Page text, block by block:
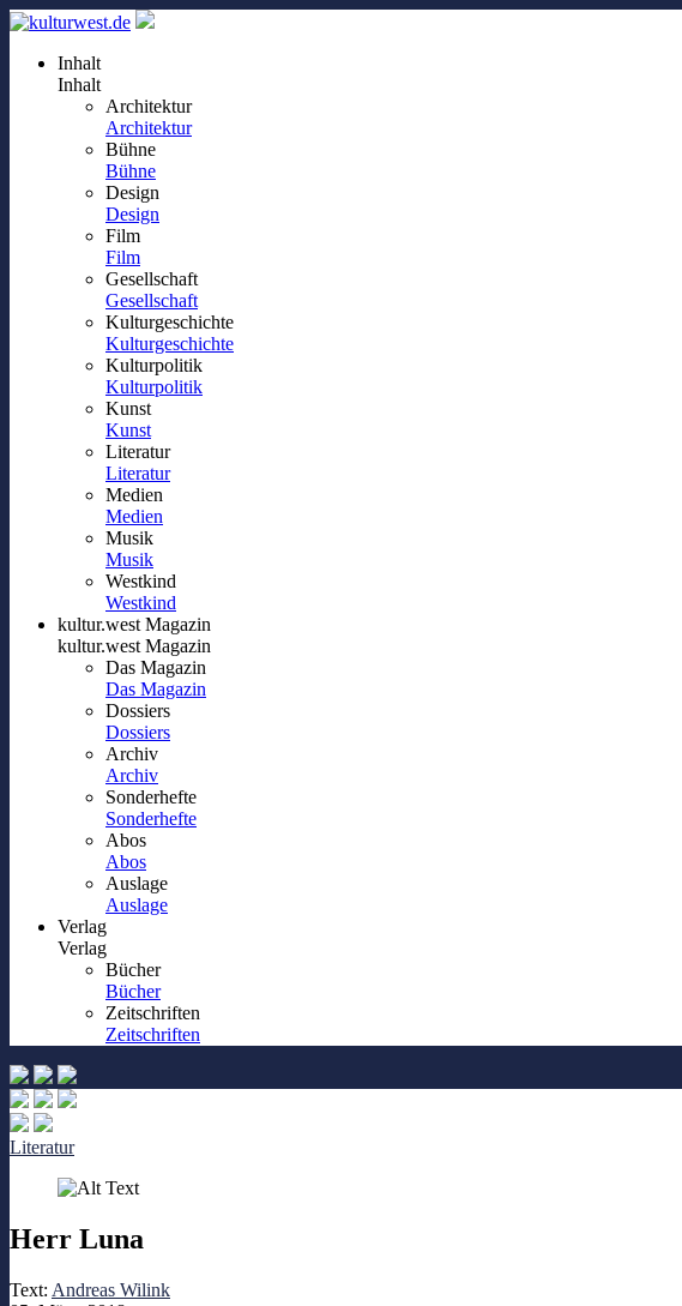
Inhalt
Inhalt
Architektur
Architektur
Bühne
Bühne
Design
Design
Film
Film
Gesellschaft
Gesellschaft
Kulturgeschichte
Kulturgeschichte
Kulturpolitik
Kulturpolitik
Kunst
Kunst
Literatur
Literatur
Medien
Medien
Musik
Musik
Westkind
Westkind
kultur.west Magazin
kultur.west Magazin
Das Magazin
Das Magazin
Dossiers
Dossiers
Archiv
Archiv
Sonderhefte
Sonderhefte
Abos
Abos
Auslage
Auslage
Verlag
Verlag
Bücher
Bücher
Zeitschriften
Zeitschriften
Literatur
Herr Luna
Text: Andreas Wilink